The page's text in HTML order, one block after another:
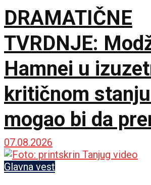
DRAMATIČNE
TVRDNJE:
Hamnei u
kritičnom
mogao bi da
svakom trenutku
07.08.2026
Glavna vest